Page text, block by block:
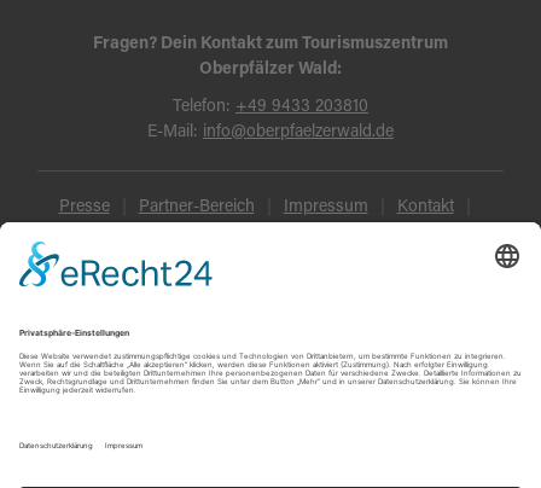
Fragen? Dein Kontakt zum Tourismuszentrum
Oberpfälzer Wald:
Telefon: +49 9433 203810
E-Mail: info@oberpfaelzerwald.de
Presse Partner-Bereich Impressum Kontakt
Datenschutz